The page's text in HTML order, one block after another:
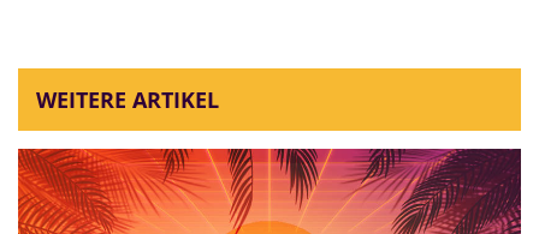
WEITERE ARTIKEL